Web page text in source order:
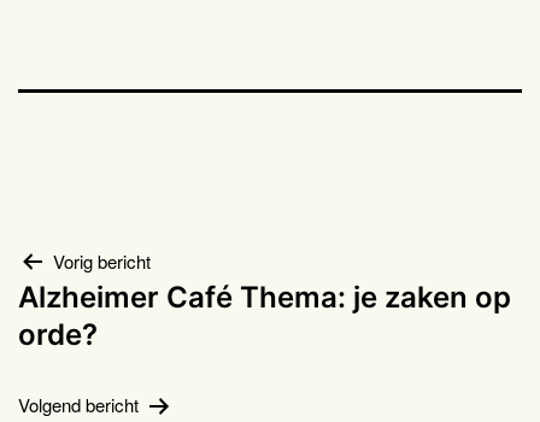
Bericht
navigatie
Vorig bericht
Alzheimer Café Thema: je zaken op
orde?
Volgend bericht